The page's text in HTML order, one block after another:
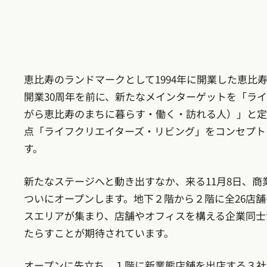
恵比寿のランドマークとして1994年に開業した恵比
開業30周年を前に、新たなメインターゲットを「ラ
がら恵比寿のまちに暮らす・働く・訪れる人）」と
点「ライフクリエイターズ・リビング」をコンセプ
す。
新たなステージへと動き出すなか、来る11月8日、商
ついにオープンします。地下２階から２階に全26店
スエリアが集まり、店舗やオフィスを構える企業同
たらすことが期待されています。